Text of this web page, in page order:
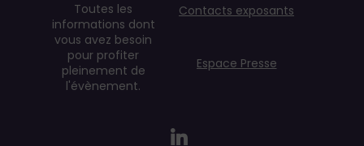
Toutes les
informations dont
vous avez besoin
pour profiter
pleinement de
l'évènement.
Contacts exposants
Espace Presse